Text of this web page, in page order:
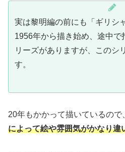
実は黎明編の前にも「ギリシ
1956年から描き始め、途中で
リーズがありますが、このシ
す。
20年もかかって描いているので
によって絵や雰囲気がかなり違